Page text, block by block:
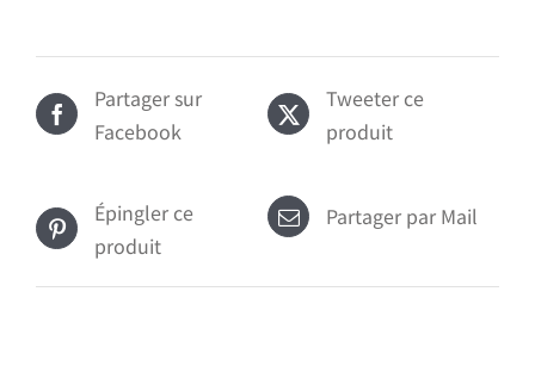
Partager sur
Facebook
Tweeter ce
produit
Épingler ce
produit
Partager par Mail